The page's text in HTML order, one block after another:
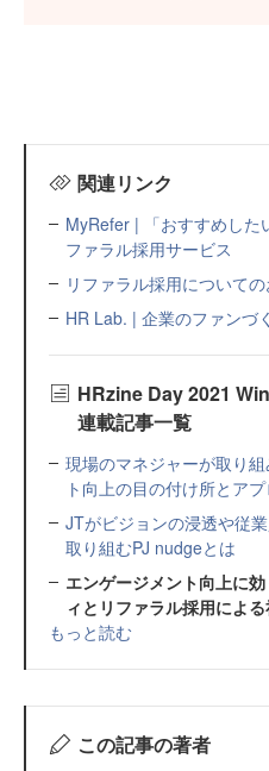
関連リンク
MyRefer | 「おすすめした
ファラル採用サービス
リファラル採用について
HR Lab. | 企業のファンづ
HRzine Day 2021
連載記事一覧
現場のマネジャーが取り
ト向上の目の付け所とア
JTがビジョンの浸透や従
取り組むPJ nudgeとは
エンゲージメント向上に
ィとリファラル採用によ
もっと読む
この記事の著者